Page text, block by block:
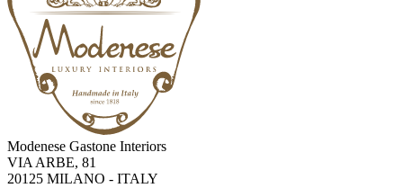
Modenese Gastone Interiors
VIA ARBE, 81
20125 MILANO - ITALY